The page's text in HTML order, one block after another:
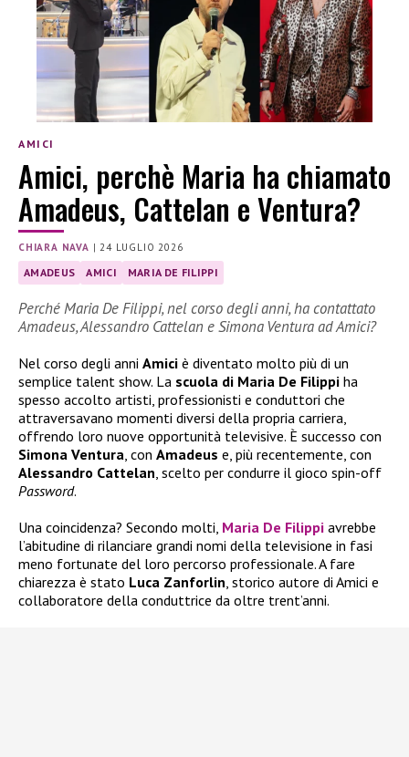
AMICI
Amici, perchè Maria ha chiamato
Amadeus, Cattelan e Ventura?
CHIARA NAVA | 24 LUGLIO 2026
AMADEUS AMICI MARIA DE FILIPPI
Perché Maria De Filippi, nel corso degli anni, ha contattato
Amadeus, Alessandro Cattelan e Simona Ventura ad Amici?
Nel corso degli anni Amici è diventato molto più di un
semplice talent show. La scuola di Maria De Filippi ha
spesso accolto artisti, professionisti e conduttori che
attraversavano momenti diversi della propria carriera,
offrendo loro nuove opportunità televisive. È successo con
Simona Ventura, con Amadeus e, più recentemente, con
Alessandro Cattelan, scelto per condurre il gioco spin-off
Password.
Una coincidenza? Secondo molti, Maria De Filippi avrebbe
l’abitudine di rilanciare grandi nomi della televisione in fasi
meno fortunate del loro percorso professionale. A fare
chiarezza è stato Luca Zanforlin, storico autore di Amici e
collaboratore della conduttrice da oltre trent’anni.